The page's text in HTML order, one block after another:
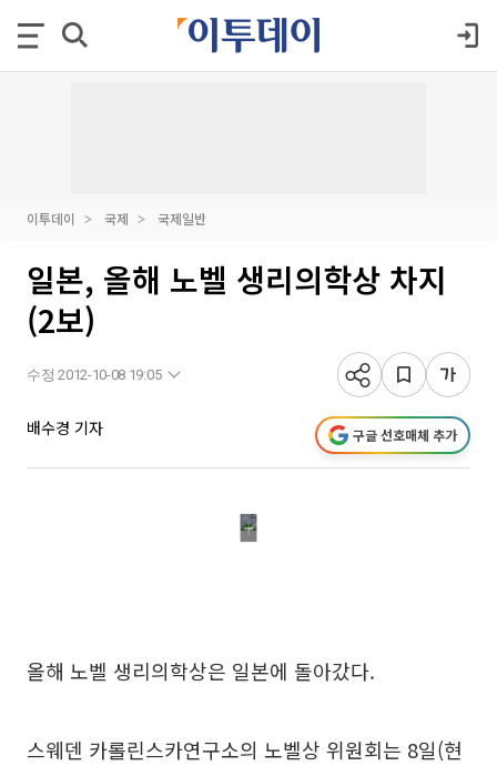
이투데이 국제 국제일반
일본, 올해 노벨 생리의학상 차지
(2보)
수정 2012-10-08 19:05
배수경 기자 구글 선호매체 추가
올해 노벨 생리의학상은 일본에 돌아갔다.
스웨덴 카롤린스카연구소의 노벨상 위원회는 8일(현